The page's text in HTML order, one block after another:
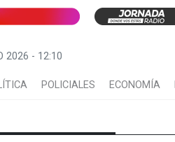
2026 - 12:10
POLICIALES ECONOMÍA